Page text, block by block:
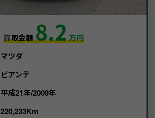
買取金額8.2万円
マツダ
ビアンテ
平成21年/2009年
220,233Km